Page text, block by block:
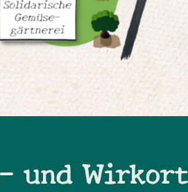
Solidarische
Gärtnerei++
und Wirkort